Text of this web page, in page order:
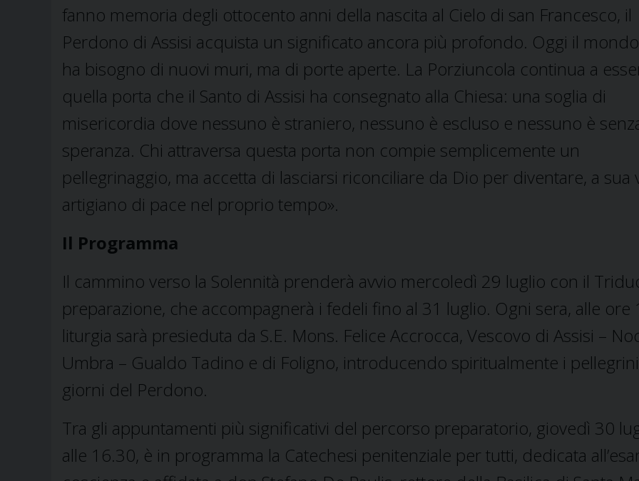
fanno memoria degli ottocento anni della nascita al Cielo di san Francesco, il
Perdono di Assisi acquista un significato ancora più profondo. Oggi il
ha bisogno di nuovi muri, ma di porte aperte. La Porziuncola continua a
quella porta che il Santo di Assisi ha consegnato alla Chiesa: una soglia di
misericordia dove nessuno è straniero, nessuno è escluso e nessuno è
speranza. Chi attraversa questa porta non compie semplicemente un
pellegrinaggio, ma accetta di lasciarsi riconciliare da Dio per diventare, a sua
artigiano di pace nel proprio tempo».
Il Programma
Il cammino verso la Solennità prenderà avvio mercoledì 29 luglio con il
preparazione, che accompagnerà i fedeli fino al 31 luglio. Ogni sera, alle ore
liturgia sarà presieduta da S.E. Mons. Felice Accrocca, Vescovo di Assisi –
Umbra – Gualdo Tadino e di Foligno, introducendo spiritualmente i
giorni del Perdono.
Tra gli appuntamenti più significativi del percorso preparatorio, giovedì 30
alle 16.30, è in programma la Catechesi penitenziale per tutti, dedicata